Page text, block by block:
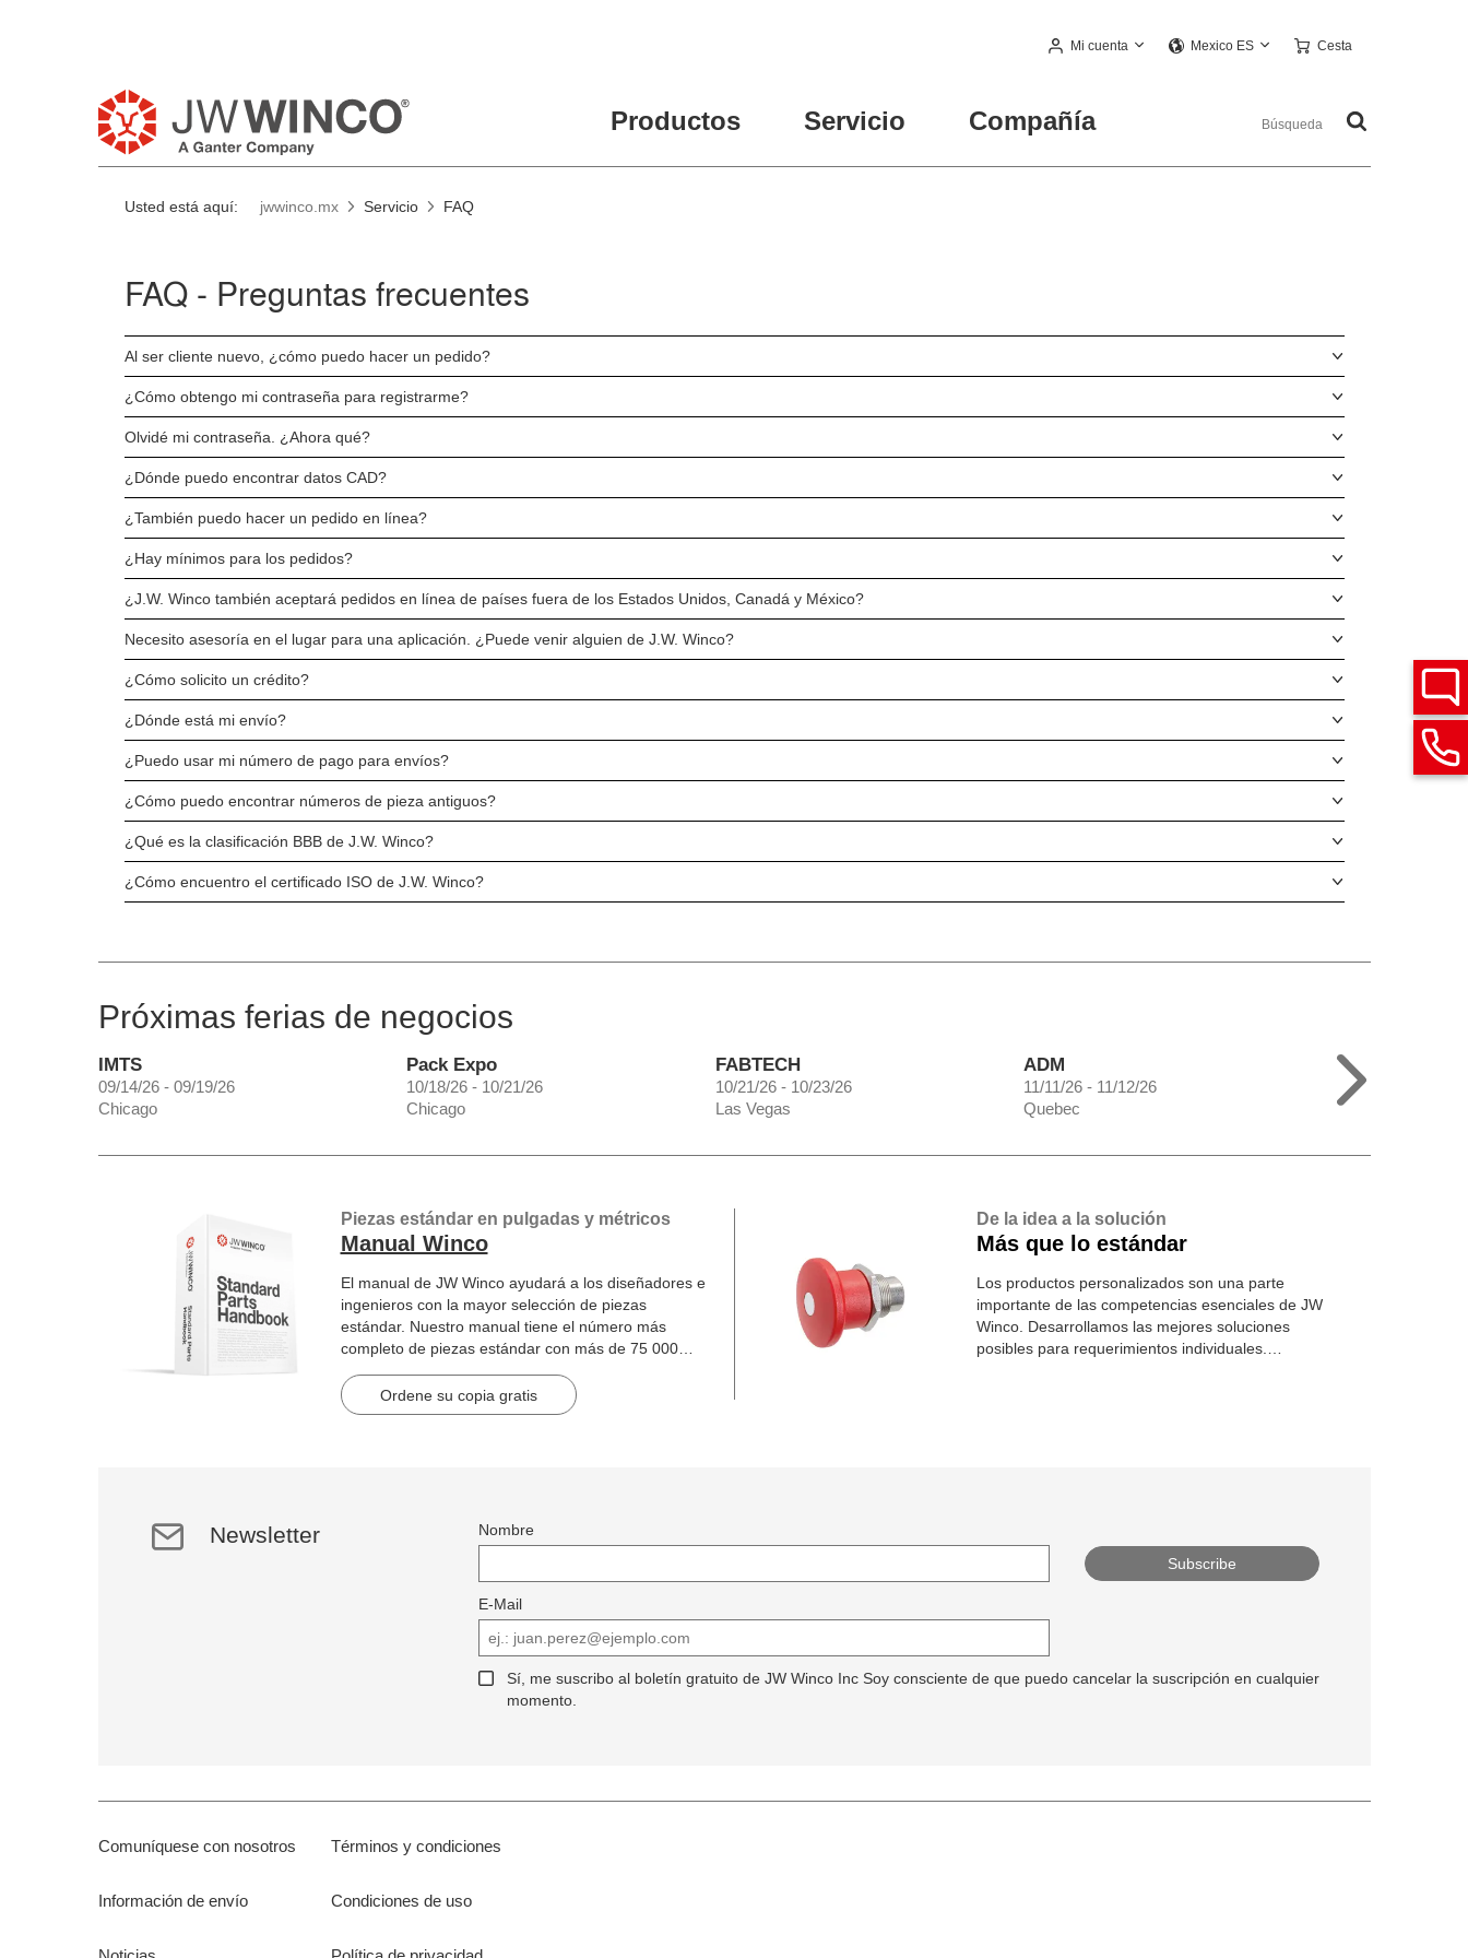
Mi cuenta Mexico ES Cesta
Productos Servicio Compañía
Usted está aquí: jwwinco.mx Servicio FAQ
FAQ - Preguntas frecuentes
Al ser cliente nuevo, ¿cómo puedo hacer un pedido?
¿Cómo obtengo mi contraseña para registrarme?
Olvidé mi contraseña. ¿Ahora qué?
¿Dónde puedo encontrar datos CAD?
¿También puedo hacer un pedido en línea?
¿Hay mínimos para los pedidos?
¿J.W. Winco también aceptará pedidos en línea de países fuera de los Estados Unidos, Canadá y México?
Necesito asesoría en el lugar para una aplicación. ¿Puede venir alguien de J.W. Winco?
¿Cómo solicito un crédito?
¿Dónde está mi envío?
¿Puedo usar mi número de pago para envíos?
¿Cómo puedo encontrar números de pieza antiguos?
¿Qué es la clasificación BBB de J.W. Winco?
¿Cómo encuentro el certificado ISO de J.W. Winco?
Próximas ferias de negocios
IMTS
09/14/26 - 09/19/26
Chicago
Pack Expo
10/18/26 - 10/21/26
Chicago
FABTECH
10/21/26 - 10/23/26
Las Vegas
ADM
11/11/26 - 11/12/26
Quebec
Piezas estándar en pulgadas y métricos
Manual Winco
El manual de JW Winco ayudará a los diseñadores e
ingenieros con la mayor selección de piezas
estándar. Nuestro manual tiene el número más
completo de piezas estándar con más de 75 000
Ordene su copia gratis
De la idea a la solución
Más que lo estándar
Los productos personalizados son una parte
importante de las competencias esenciales de JW
Winco. Desarrollamos las mejores soluciones
posibles para requerimientos individuales.
Newsletter Nombre
E-Mail
Sí, me suscribo al boletín gratuito de JW Winco Inc Soy consciente de que puedo cancelar la suscripción en cualquier
momento.
Comuníquese con nosotros
Información de envío
Términos y condiciones
Condiciones de uso